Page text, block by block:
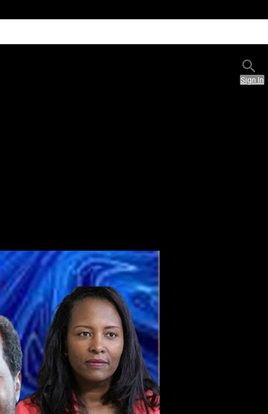
Sign In